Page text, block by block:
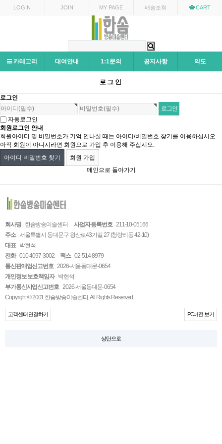
LOGIN JOIN MY PAGE 배송조회 CART
카테고리 대여안내 1:1문의 공지사항 약도
로그인
로그인
자동로그인
회원로그인 안내
회원아이디 및 비밀번호가 기억 안나실 때는 아이디/비밀번호 찾기를 이용하십시오.
아직 회원이 아니시라면 회원으로 가입 후 이용해 주십시오.
아이디 비밀번호 찾기
회원 가입
메인으로 돌아가기
회사명 한솜방송미술센터 사업자 등록번호 211-10-05166
주소 서울특별시 동대문구 왕산로43가길 27 (청량리동 42-10)
대표 박현석
전화 010-4097-3002 팩스 02-514-8979
통신판매업신고번호 2026-서울동대문-0654
개인정보 보호책임자 박현석
부가통신사업신고번호 2026-서울동대문-0654
Copyright © 2001 한솜방송미술센터. All Rights Reserved.
고객센터 연결하기 PC버전 보기
상단으로